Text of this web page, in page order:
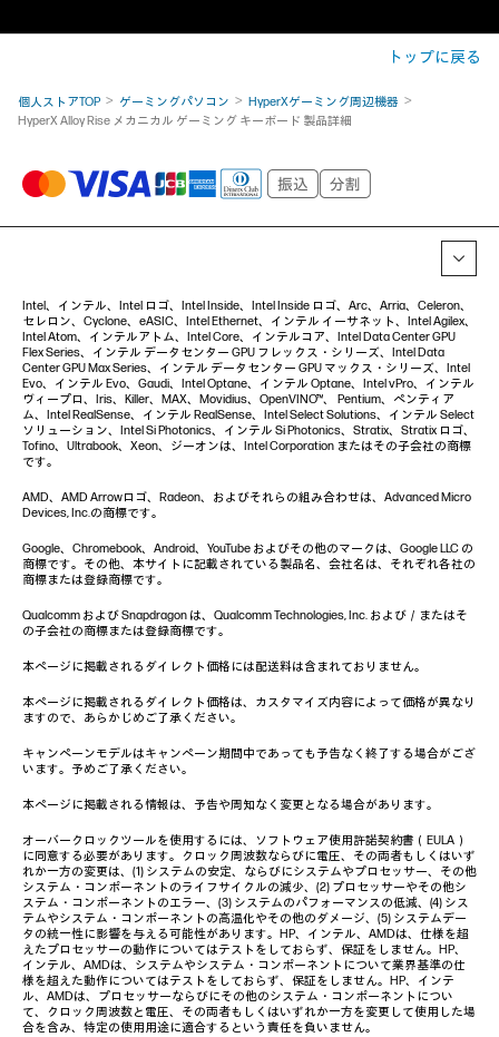
トップに戻る
個人ストアTOP ゲーミングパソコン
HyperXゲーミング周辺機器
HyperX Alloy Rise メカニカル ゲーミング キーボード 製品詳細
Intel、インテル、Intel ロゴ、Intel Inside、Intel Inside ロゴ、Arc、Arria、Celeron、
セレロン、Cyclone、eASIC、Intel Ethernet、インテル イーサネット、Intel Agilex、
Intel Atom、インテルアトム、Intel Core、インテルコア、Intel Data Center GPU
Flex Series、インテル データセンター GPU フレックス・シリーズ、Intel Data
Center GPU Max Series、インテル データセンター GPU マックス・シリーズ、Intel
Evo、インテル Evo、Gaudi、Intel Optane、インテル Optane、Intel vPro、インテル
ヴィープロ、Iris、Killer、MAX、Movidius、OpenVINO™、 Pentium、ペンティア
ム、Intel RealSense、インテル RealSense、Intel Select Solutions、インテル Select
ソリューション、Intel Si Photonics、インテル Si Photonics、Stratix、Stratix ロゴ、
Tofino、Ultrabook、Xeon、ジーオンは、Intel Corporation またはその子会社の商標
です。
AMD、AMD Arrowロゴ、Radeon、およびそれらの組み合わせは、Advanced Micro
Devices, Inc.の商標です。
Google、Chromebook、Android、YouTube およびその他のマークは、Google LLC の
商標です。その他、本サイトに記載されている製品名、会社名は、それぞれ各社の
商標または登録商標です。
Qualcomm および Snapdragon は、Qualcomm Technologies, Inc. および／またはそ
の子会社の商標または登録商標です。
本ページに掲載されるダイレクト価格には配送料は含まれておりません。
本ページに掲載されるダイレクト価格は、カスタマイズ内容によって価格が異なり
ますので、あらかじめご了承ください。
キャンペーンモデルはキャンペーン期間中であっても予告なく終了する場合がござ
います。予めご了承ください。
本ページに掲載される情報は、予告や周知なく変更となる場合があります。
オーバークロックツールを使用するには、ソフトウェア使用許諾契約書（EULA）
に同意する必要があります。クロック周波数ならびに電圧、その両者もしくはいず
れか一方の変更は、(1) システムの安定、ならびにシステムやプロセッサー、その他
システム・コンポーネントのライフサイクルの減少、(2) プロセッサーやその他シ
ステム・コンポーネントのエラー、(3) システムのパフォーマンスの低減、(4) シス
テムやシステム・コンポーネントの高温化やその他のダメージ、(5) システムデー
タの統一性に影響を与える可能性があります。HP、インテル、AMDは、仕様を超
えたプロセッサーの動作についてはテストをしておらず、保証をしません。HP、
インテル、AMDは、システムやシステム・コンポーネントについて業界基準の仕
様を超えた動作についてはテストをしておらず、保証をしません。HP、インテ
ル、AMDは、プロセッサーならびにその他のシステム・コンポーネントについ
て、クロック周波数と電圧、その両者もしくはいずれか一方を変更して使用した場
合を含み、特定の使用用途に適合するという責任を負いません。